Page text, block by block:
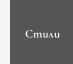
Стили